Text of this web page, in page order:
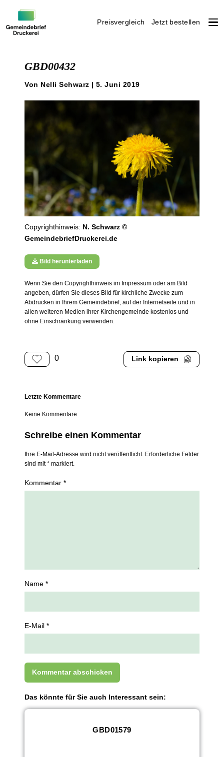
Preisvergleich Jetzt bestellen
GBD00432
Von Nelli Schwarz | 5. Juni 2019
Copyrighthinweis: N. Schwarz ©
GemeindebriefDruckerei.de
Bild herunterladen
Wenn Sie den Copyrighthinweis im Impressum oder am Bild
angeben, dürfen Sie dieses Bild für kirchliche Zwecke zum
Abdrucken in Ihrem Gemeindebrief, auf der Internetseite und in
allen weiteren Medien ihrer Kirchengemeinde kostenlos und
ohne Einschränkung verwenden.
0 Link kopieren
Letzte Kommentare
Keine Kommentare
Schreibe einen Kommentar
Ihre E-Mail-Adresse wird nicht veröffentlicht. Erforderliche Felder
sind mit * markiert.
Kommentar *
Name *
E-Mail *
Das könnte für Sie auch Interessant sein:
GBD01579